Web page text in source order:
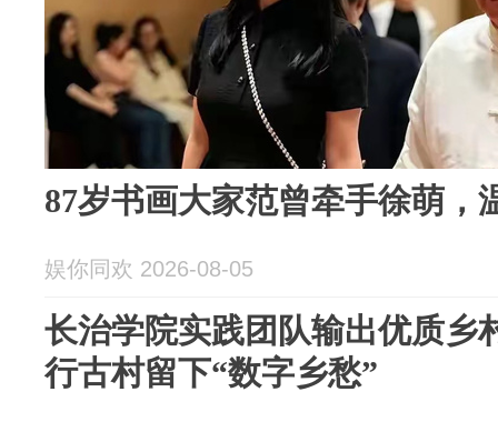
87岁书画大家范曾牵手徐萌，
娱你同欢 2026-08-05
长治学院实践团队输出优质
行古村留下“数字乡愁”